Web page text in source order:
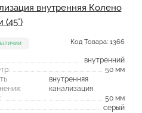
внутренняя Колено
(45°)
Код Товара: 1366
внутренний
50 мм
внутренняя
канализация
50 мм
серый